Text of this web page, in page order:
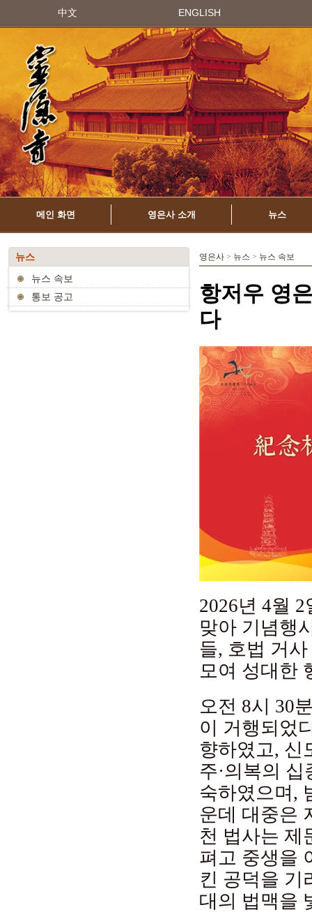
中文 ENGLISH
메인 화면 영은사 소개 뉴스
뉴스
뉴스 속보
통보 공고
영은사 > 뉴스 > 뉴스 속보
항저우 영
다
2026년 4월
맞아 기념행
들, 호법 거
모여 성대한
오전 8시 30
이 거행되었
향하였고, 신
주·의복의
숙하였으며,
운데 대중은
천 법사는 제
펴고 중생을
킨 공덕을 기
대의 법맥을